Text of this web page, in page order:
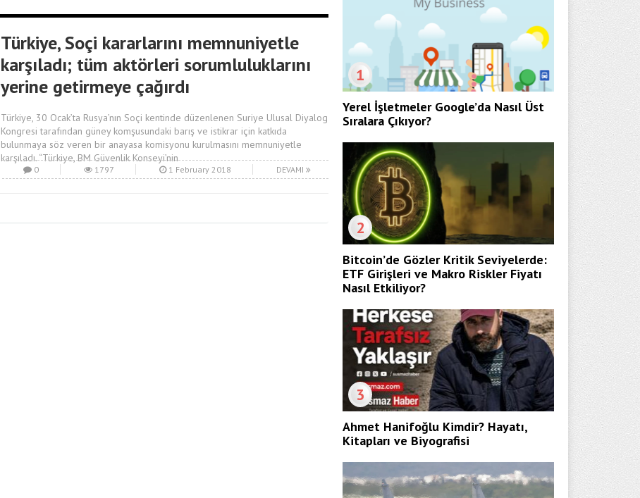
Türkiye, Soçi kararlarını memnuniyetle
karşıladı; tüm aktörleri sorumluluklarını
yerine getirmeye çağırdı
Türkiye, 30 Ocak’ta Rusya’nın Soçi kentinde düzenlenen Suriye Ulusal Diyalog
Kongresi tarafından güney komşusundaki barış ve istikrar için katkıda
bulunmaya söz veren bir anayasa komisyonu kurulmasını memnuniyetle
karşıladı. “Türkiye, BM Güvenlik Konseyi’nin
0 1797 1 February 2018 DEVAMI
1
Yerel İşletmeler Google’da Nasıl Üst
Sıralara Çıkıyor?
2
Bitcoin’de Gözler Kritik Seviyelerde:
ETF Girişleri ve Makro Riskler Fiyatı
Nasıl Etkiliyor?
3
Ahmet Hanifoğlu Kimdir? Hayatı,
Kitapları ve Biyografisi